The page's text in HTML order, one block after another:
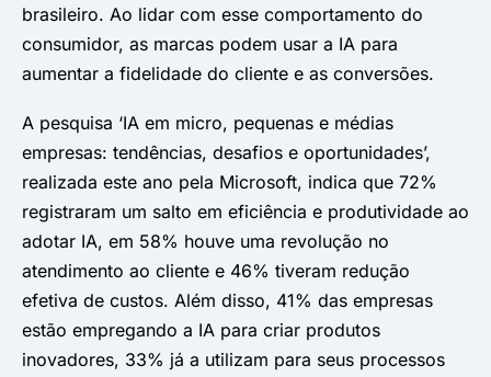
brasileiro. Ao lidar com esse comportamento do
consumidor, as marcas podem usar a IA para
aumentar a fidelidade do cliente e as conversões.
A pesquisa ‘IA em micro, pequenas e médias
empresas: tendências, desafios e oportunidades’,
realizada este ano pela Microsoft, indica que 72%
registraram um salto em eficiência e produtividade ao
adotar IA, em 58% houve uma revolução no
atendimento ao cliente e 46% tiveram redução
efetiva de custos. Além disso, 41% das empresas
estão empregando a IA para criar produtos
inovadores, 33% já a utilizam para seus processos